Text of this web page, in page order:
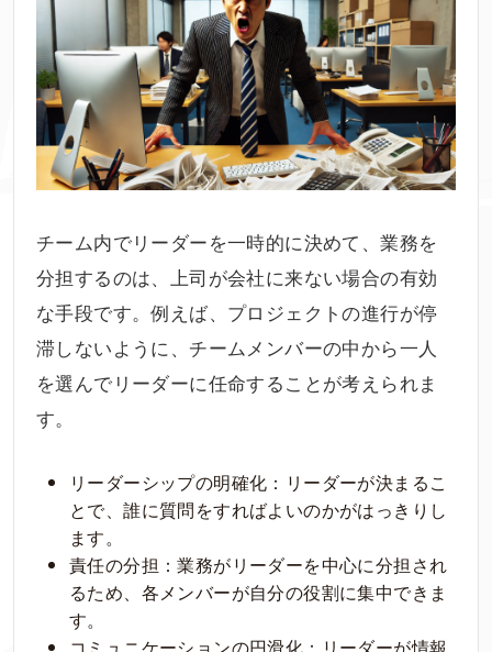
チーム内でリーダーを一時的に決めて、業務を
分担するのは、上司が会社に来ない場合の有効
な手段です。例えば、プロジェクトの進行が停
滞しないように、チームメンバーの中から一人
を選んでリーダーに任命することが考えられま
す。
リーダーシップの明確化：リーダーが決まるこ
とで、誰に質問をすればよいのかがはっきりし
ます。
責任の分担：業務がリーダーを中心に分担され
るため、各メンバーが自分の役割に集中できま
す。